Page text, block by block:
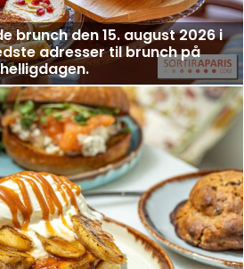
brunch den 15. august 2026 i
adresser til brunch på
helligdagen.